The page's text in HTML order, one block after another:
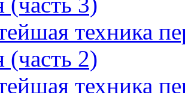
техника
(часть 2)
техника